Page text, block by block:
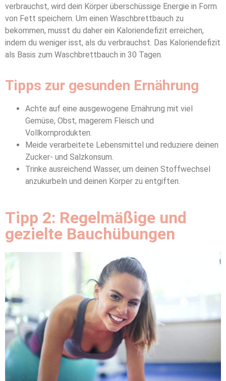
verbrauchst, wird dein Körper überschüssige Energie in Form
von Fett speichern. Um einen Waschbrettbauch zu
bekommen, musst du daher ein Kaloriendefizit erreichen,
indem du weniger isst, als du verbrauchst. Das Kaloriendefizit
als Basis zum Waschbrettbauch in 30 Tagen.
Tipps zur gesunden Ernährung
Achte auf eine ausgewogene Ernährung mit viel
Gemüse, Obst, magerem Fleisch und
Vollkornprodukten.
Meide verarbeitete Lebensmittel und reduziere deinen
Zucker- und Salzkonsum.
Trinke ausreichend Wasser, um deinen Stoffwechsel
anzukurbeln und deinen Körper zu entgiften.
Tipp 2: Regelmäßige und
gezielte Bauchübungen